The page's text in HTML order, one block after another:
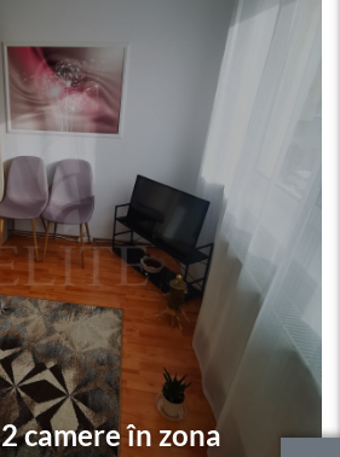
camere în zona
(ALBAC)